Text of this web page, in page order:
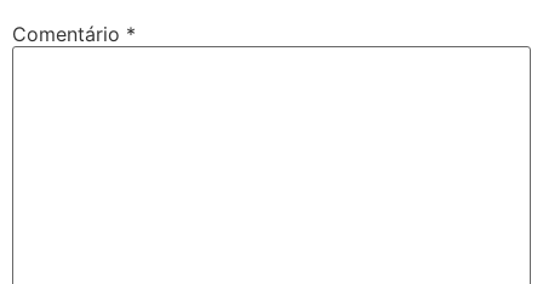
Comentário *